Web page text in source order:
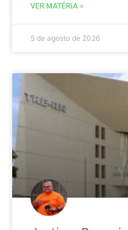
VER MATÉRIA »
5 de agosto de 2026